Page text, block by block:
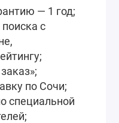
— 1 год;
с
по Сочи;
специальной